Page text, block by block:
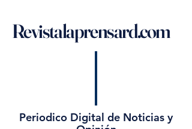
Revistalaprensard.com
Periodico Digital de Noticias y